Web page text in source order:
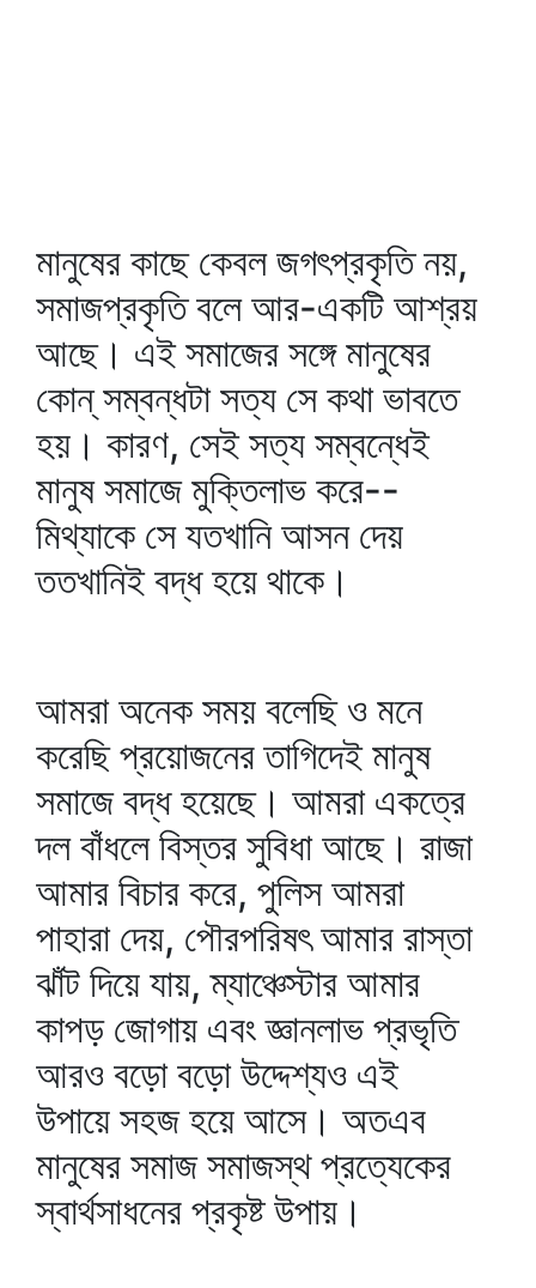
মানুষের কাছে কেবল জগৎপ্রকৃতি নয়,
সমাজপ্রকৃতি বলে আর-একটি আশ্রয়
আছে। এই সমাজের সঙ্গে মানুষের
কোন্‌ সম্বন্ধটা সত্য সে কথা ভাবতে
হয়। কারণ, সেই সত্য সম্বন্ধেই
মানুষ সমাজে মুক্তিলাভ করে--
মিথ্যাকে সে যতখানি আসন দেয়
ততখানিই বদ্ধ হয়ে থাকে।
আমরা অনেক সময় বলেছি ও মনে
করেছি প্রয়োজনের তাগিদেই মানুষ
সমাজে বদ্ধ হয়েছে। আমরা একত্রে
দল বাঁধলে বিস্তর সুবিধা আছে। রাজা
আমার বিচার করে, পুলিস আমরা
পাহারা দেয়, পৌরপরিষৎ আমার রাস্তা
ঝাঁট দিয়ে যায়, ম্যাঞ্চেস্টার আমার
কাপড় জোগায় এবং জ্ঞানলাভ প্রভৃতি
আরও বড়ো বড়ো উদ্দেশ্যও এই
উপায়ে সহজ হয়ে আসে। অতএব
মানুষের সমাজ সমাজস্থ প্রত্যেকের
স্বার্থসাধনের প্রকৃষ্ট উপায়।